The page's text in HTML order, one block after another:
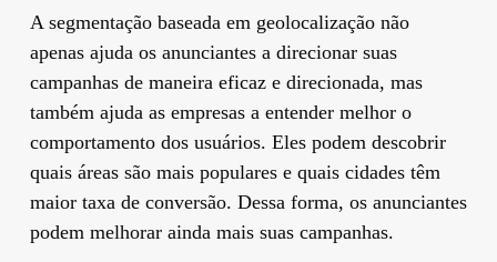
A segmentação baseada em geolocalização não
apenas ajuda os anunciantes a direcionar suas
campanhas de maneira eficaz e direcionada, mas
também ajuda as empresas a entender melhor o
comportamento dos usuários. Eles podem descobrir
quais áreas são mais populares e quais cidades têm
maior taxa de conversão. Dessa forma, os anunciantes
podem melhorar ainda mais suas campanhas.